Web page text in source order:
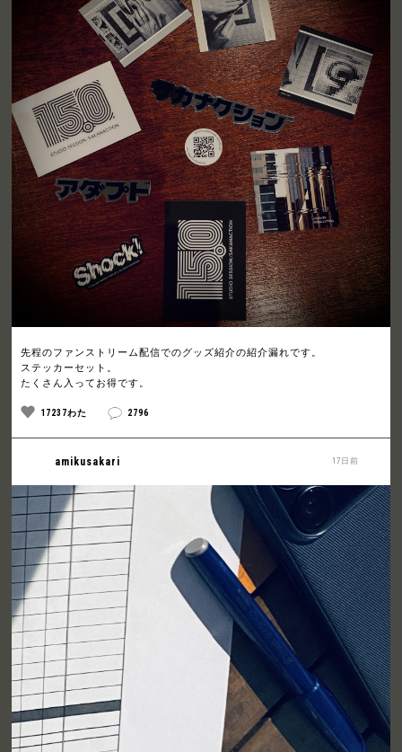
先程のファンストリーム配信でのグッズ紹介の紹介漏れです。
ステッカーセット。
たくさん入ってお得です。
17237わた 2796
17日前
amikusakari